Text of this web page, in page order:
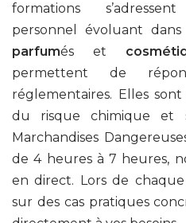
formations
personnel évoluant
parfumés et
permettent de
réglementaires. Elles
du risque chimique et
Marchandises
de 4 heures à 7 heures,
en direct. Lors de chaque
sur des cas pratiques